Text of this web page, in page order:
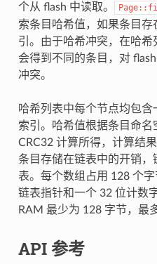
个从 flash 中读取。
索条目哈希值，如果条目
引。由于哈希冲突，在哈
会得到不同的条目，对
冲突。
哈希列表中每个节点均包含
索引。哈希值根据条目命
CRC32 计算所得，计算结
条目存储在链表中的开销
表。每个数组占用 128 个
链表指针和一个 32 位计数
RAM 最少为 128 字节，最
API 参考